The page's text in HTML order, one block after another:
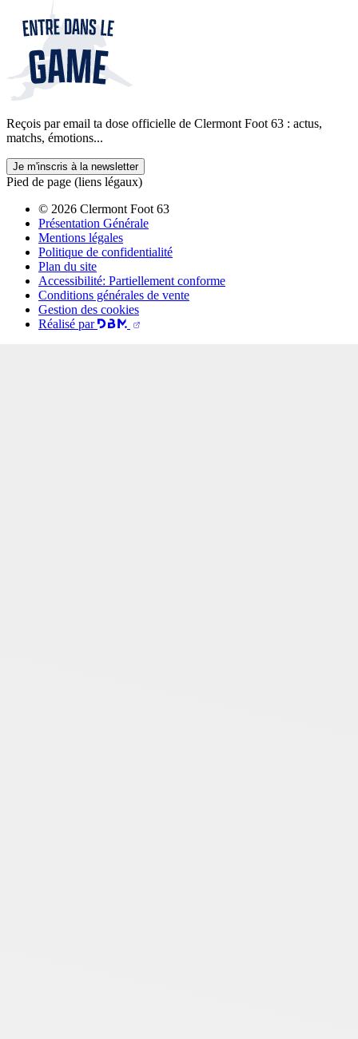
Reçois par email ta dose officielle de Clermont Foot 63 : actus,
matchs, émotions...
Je m'inscris à la newsletter
Pied de page (liens légaux)
© 2026 Clermont Foot 63
Présentation Générale
Mentions légales
Politique de confidentialité
Plan du site
Accessibilité: Partiellement conforme
Conditions générales de vente
Gestion des cookies
Réalisé par